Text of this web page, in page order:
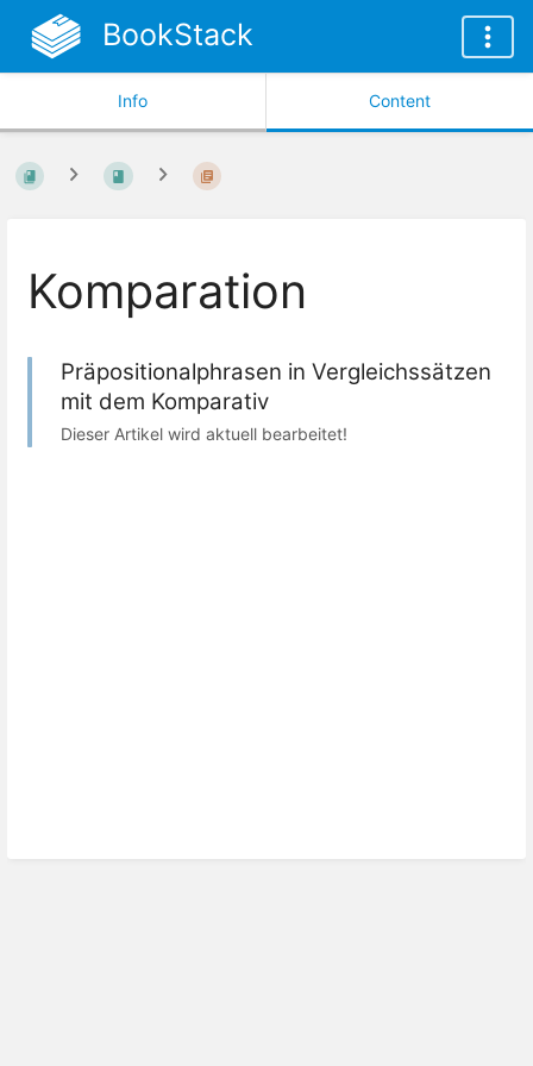
BookStack
Info Content
Komparation
Präpositionalphrasen in Vergleichssätzen
mit dem Komparativ
Dieser Artikel wird aktuell bearbeitet!